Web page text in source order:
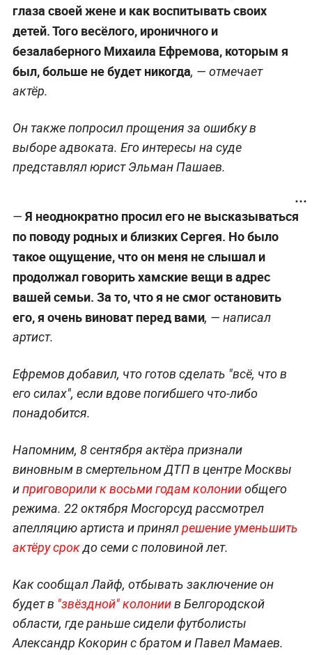
глаза своей жене и как воспитывать своих
детей. Того весёлого, ироничного и
безалаберного Михаила Ефремова, которым я
был, больше не будет никогда, — отмечает
актёр.
Он также попросил прощения за ошибку в
выборе адвоката. Его интересы на суде
представлял юрист Эльман Пашаев.
— Я неоднократно просил его не высказываться
по поводу родных и близких Сергея. Но было
такое ощущение, что он меня не слышал и
продолжал говорить хамские вещи в адрес
вашей семьи. За то, что я не смог остановить
его, я очень виноват перед вами, — написал
артист.
Ефремов добавил, что готов сделать "всё, что в
его силах", если вдове погибшего что-либо
понадобится.
Напомним, 8 сентября актёра признали
виновным в смертельном ДТП в центре Москвы
иприговорили к восьми годам колонииобщего
режима. 22 октября Мосгорсуд рассмотрел
апелляцию артиста и принялрешение уменьшить
актёру срокдо семи с половиной лет.
Как сообщал Лайф, отбывать заключение он
будет в "звёздной" колониив Белгородской
области, где раньше сидели футболисты
Александр Кокорин с братом и Павел Мамаев.